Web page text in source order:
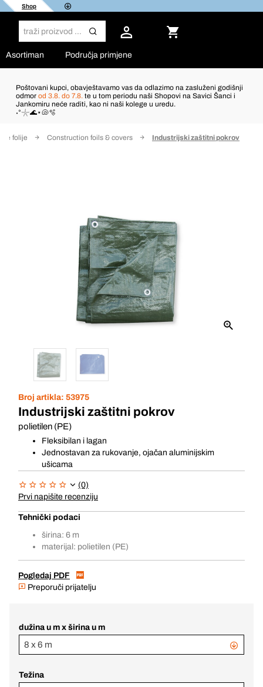
Shop
Asortiman Područja primjene
Poštovani kupci, obavještavamo vas da odlazimo na zasluženi godišnji
odmor od 3.8. do 7.8. te u tom periodu naši Shopovi na Savici Šanci i
Jankomiru neće raditi, kao ni naši kolege u uredu.
˖°𓇼🌊⋆🐚🫧
folije Construction foils & covers Industrijski zaštitni pokrov
Broj artikla: 53975
Industrijski zaštitni pokrov
polietilen (PE)
Fleksibilan i lagan
Jednostavan za rukovanje, ojačan aluminijskim
ušicama
(0)
Prvi napišite recenziju
Tehnički podaci
širina: 6 m
materijal: polietilen (PE)
Pogledaj PDF
Preporuči prijatelju
dužina u m x širina u m
8 x 6 m
Težina